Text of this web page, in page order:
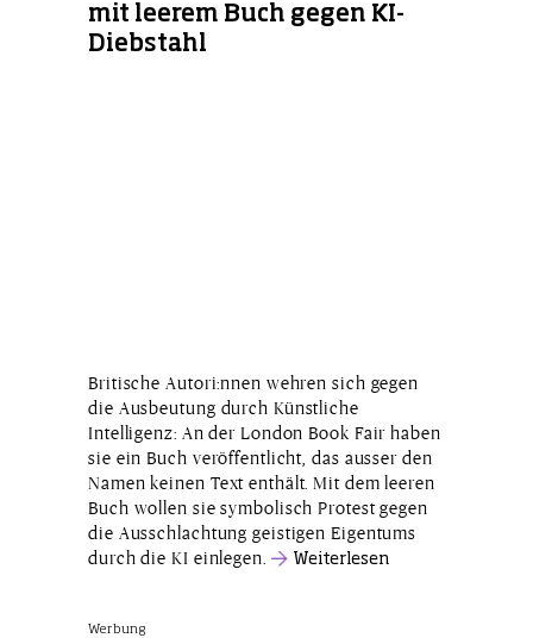
mit leerem Buch gegen KI-
Diebstahl
Britische Autori:nnen wehren sich gegen
die Ausbeutung durch Künstliche
Intelligenz: An der London Book Fair haben
sie ein Buch veröffentlicht, das ausser den
Namen keinen Text enthält. Mit dem leeren
Buch wollen sie symbolisch Protest gegen
die Ausschlachtung geistigen Eigentums
durch die KI einlegen.
Weiterlesen
Werbung